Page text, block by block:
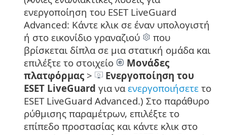
ενεργοποίηση του ESET LiveGuard
Advanced: Κάντε κλικ σε έναν υπολογιστή
ή στο εικονίδιο γραναζιού
που
βρίσκεται δίπλα σε μια στατική ομάδα και
επιλέξτε το στοιχείο
Μονάδες
πλατφόρμας >
Ενεργοποίηση του
ESET LiveGuard για να ενεργοποιήσετε το
ESET LiveGuard Advanced.) Στο παράθυρο
ρύθμισης παραμέτρων, επιλέξτε το
επίπεδο προστασίας και κάντε κλικ στο